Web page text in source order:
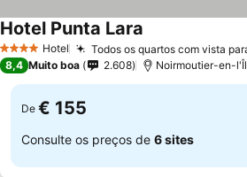
4 EstrelasHotel Todos os quartos com vista
Hotel Punta Lara
8,4 Muito boa 2.608 Noirmoutier-en-
De € 155
Consulte os preços de 6 sites